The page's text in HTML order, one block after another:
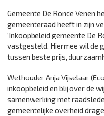
Gemeente De Ronde Venen
gemeenteraad heeft in zijn
‘Inkoopbeleid gemeente De
vastgesteld. Hiermee wil de
tussen beste prijs,
Wethouder Anja Vijselaar
inkoopbeleid en blij over de
samenwerking met
gemeentelijke overheid